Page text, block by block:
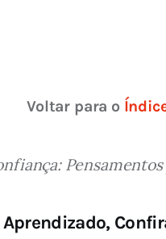
Voltar para o